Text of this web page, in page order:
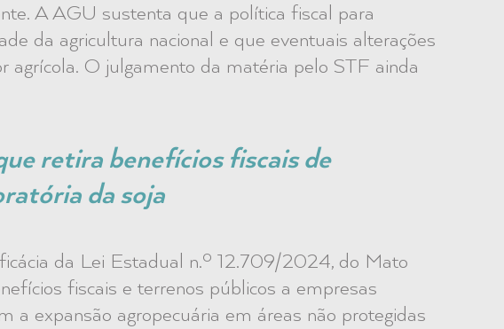
A AGU sustenta que a política fiscal para
da agricultura nacional e que eventuais alterações
agrícola. O julgamento da matéria pelo STF ainda
retira benefícios fiscais de
da soja
da Lei Estadual n.º 12.709/2024, do Mato
fiscais e terrenos públicos a empresas
a expansão agropecuária em áreas não protegidas